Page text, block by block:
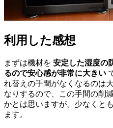
利用した感想
まずは機材を 安定した湿度の
るので安心感が非常に大きい
れ替えの手間がなくなるのは
なりするので、この手間の削
かとは思いますが。少なくと
ます。